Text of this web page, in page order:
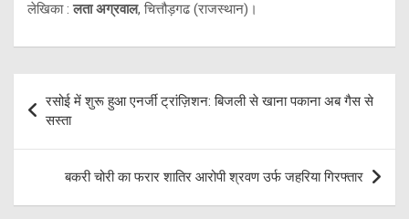
लेखिका : लता अग्रवाल, चित्तौड़गढ (राजस्थान)।
Post
navigation
रसोई में शुरू हुआ एनर्जी ट्रांज़िशन: बिजली से खाना पकाना अब गैस से
सस्ता
बकरी चोरी का फरार शातिर आरोपी श्रवण उर्फ जहरिया गिरफ्तार